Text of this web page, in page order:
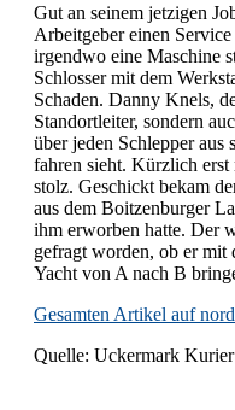
Gut an seinem jetzigen
Arbeitgeber einen
irgendwo eine Maschine
Schlosser mit dem
Schaden. Danny Knels,
Standortleiter, sondern
über jeden Schlepper aus
fahren sieht. Kürzlich
stolz. Geschickt bekam
aus dem Boitzenburger
ihm erworben hatte. Der
gefragt worden, ob er mit
Yacht von A nach B
Gesamten Artikel auf
Quelle: Uckermark Kurier